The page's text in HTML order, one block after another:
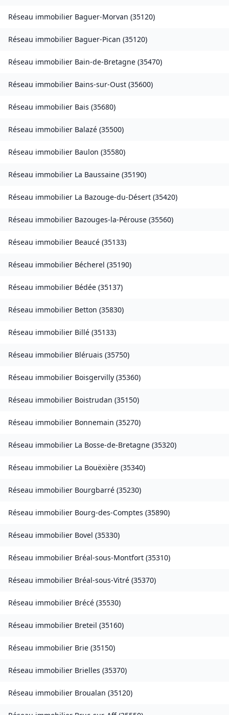
Réseau immobilier Baguer-Morvan (35120)
Réseau immobilier Baguer-Pican (35120)
Réseau immobilier Bain-de-Bretagne (35470)
Réseau immobilier Bains-sur-Oust (35600)
Réseau immobilier Bais (35680)
Réseau immobilier Balazé (35500)
Réseau immobilier Baulon (35580)
Réseau immobilier La Baussaine (35190)
Réseau immobilier La Bazouge-du-Désert (35420)
Réseau immobilier Bazouges-la-Pérouse (35560)
Réseau immobilier Beaucé (35133)
Réseau immobilier Bécherel (35190)
Réseau immobilier Bédée (35137)
Réseau immobilier Betton (35830)
Réseau immobilier Billé (35133)
Réseau immobilier Bléruais (35750)
Réseau immobilier Boisgervilly (35360)
Réseau immobilier Boistrudan (35150)
Réseau immobilier Bonnemain (35270)
Réseau immobilier La Bosse-de-Bretagne (35320)
Réseau immobilier La Bouëxière (35340)
Réseau immobilier Bourgbarré (35230)
Réseau immobilier Bourg-des-Comptes (35890)
Réseau immobilier Bovel (35330)
Réseau immobilier Bréal-sous-Montfort (35310)
Réseau immobilier Bréal-sous-Vitré (35370)
Réseau immobilier Brécé (35530)
Réseau immobilier Breteil (35160)
Réseau immobilier Brie (35150)
Réseau immobilier Brielles (35370)
Réseau immobilier Broualan (35120)